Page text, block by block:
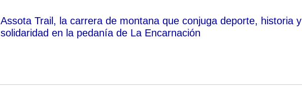
Assota Trail, la carrera de montana que conjuga deporte, historia y
solidaridad en la pedanía de La Encarnación